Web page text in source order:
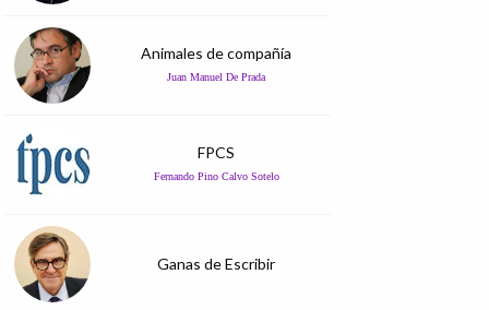
Animales de compañía
Juan Manuel De Prada
FPCS
Fernando Pino Calvo Sotelo
Ganas de Escribir